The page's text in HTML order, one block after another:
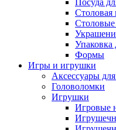
Посуда
Столовая
Упаковка
Формы
Игры и игрушки
Аксессуары
Головоломки
Игрушки
Игровые